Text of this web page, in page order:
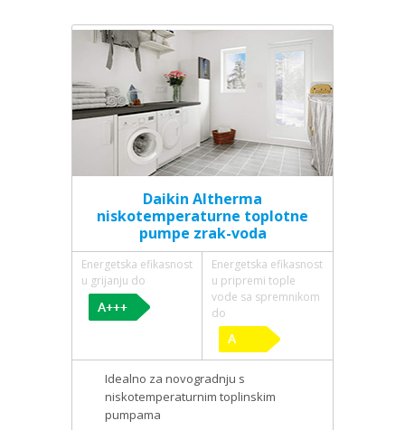
Daikin Altherma
niskotemperaturne toplotne
pumpe zrak-voda
Energetska efikasnost
u grijanju do
Energetska efikasnost
u pripremi tople
vode sa spremnikom
do
Idealno za novogradnju s
niskotemperaturnim toplinskim
pumpama